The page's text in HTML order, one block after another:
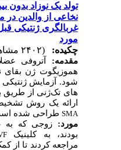
تولد یک نوزاد بدون
نخاعی از والدین در
غربالگری ژنتیکی
مورد
چکیده:
مقدمه:آتروفی
هموزیگوت ژن بقای نورون
شود. آزمایش ژنتیکی
های تکژنی از طریق
ارائه یک روش تشخیصی
SMA طراحی شده
مورد:زوجی که به
بودند، به کلینیک
مراجعه کردند تا از